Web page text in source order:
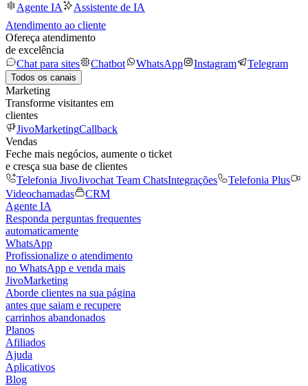
Agente IA
Assistente de IA
Atendimento ao cliente
Ofereça atendimento
de excelência
Chat para sites
Chatbot WhatsApp Instagram Telegram
Todos os canais
Marketing
Transforme visitantes em
clientes
JivoMarketingCallback
Vendas
Feche mais negócios, aumente o ticket
e cresça sua base de clientes
Telefonia JivoJivochat Team ChatsIntegrações
Telefonia Plus
Videochamadas
CRM
Agente IA
Responda perguntas frequentes
automaticamente
WhatsApp
Profissionalize o atendimento
no WhatsApp e venda mais
JivoMarketing
Aborde clientes na sua página
antes que saiam e recupere
carrinhos abandonados
Planos
Afiliados
Ajuda
Aplicativos
Blog